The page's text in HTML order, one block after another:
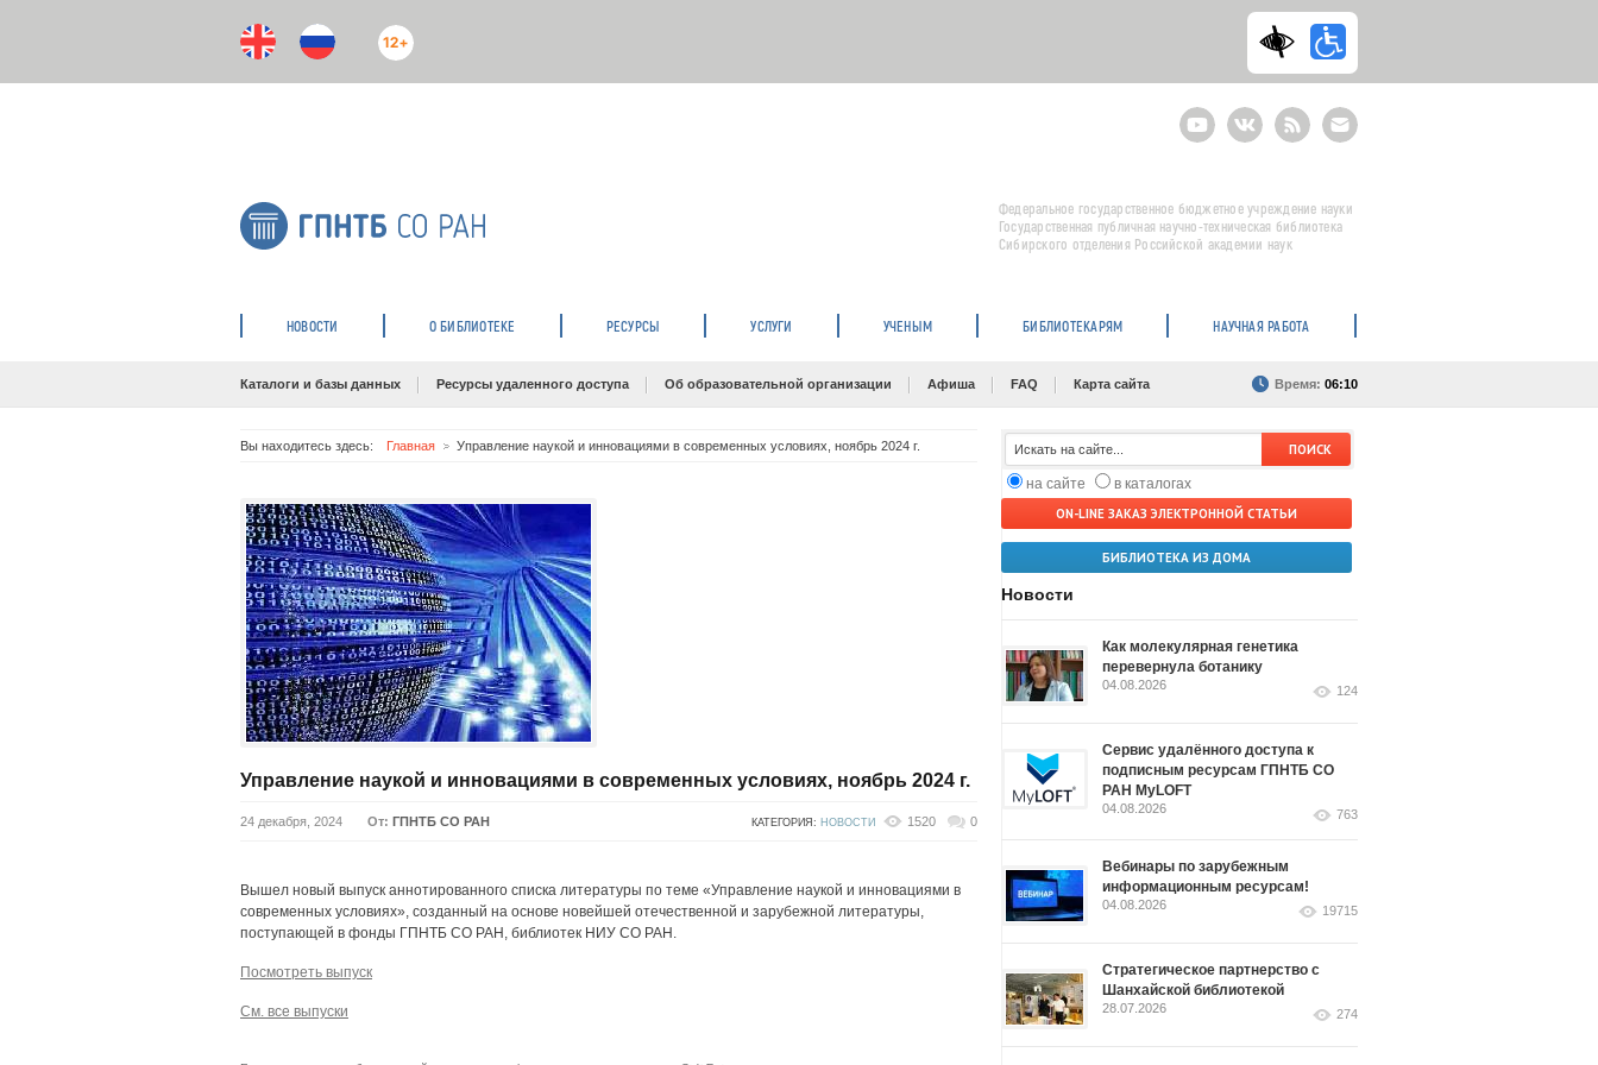
12+
YoutubeВКонтактеRSS
E-
mail
подписка
Федеральное государственное бюджетное учреждение науки
Государственная публичная научно-техническая библиотека
Сибирского отделения Российской академии наук
НОВОСТИ О БИБЛИОТЕКЕ РЕСУРСЫ УСЛУГИ УЧЕНЫМ БИБЛИОТЕКАРЯМ НАУЧНАЯ РАБОТА
Каталоги и базы данных Ресурсы удаленного доступа Об образовательной организации Афиша FAQ Карта сайта Время: 06:10
Вы находитесь здесь: Главная Управление наукой и инновациями в современных условиях, ноябрь 2024 г.
Управление наукой и инновациями в современных условиях, ноябрь 2024 г.
24 декабря, 2024 От: ГПНТБ СО РАН КАТЕГОРИЯ: НОВОСТИ 1520 0
Вышел новый выпуск аннотированного списка литературы по теме «Управление наукой и инновациями в
современных условиях», созданный на основе новейшей отечественной и зарубежной литературы,
поступающей в фонды ГПНТБ СО РАН, библиотек НИУ СО РАН.
Посмотреть выпуск
См. все выпуски
на сайте
в каталогах
ON-LINE ЗАКАЗ ЭЛЕКТРОННОЙ СТАТЬИ
БИБЛИОТЕКА ИЗ ДОМА
Новости
Как молекулярная генетика
перевернула ботанику
04.08.2026 124
Сервис удалённого доступа к
подписным ресурсам ГПНТБ СО
РАН MyLOFT
04.08.2026 763
Вебинары по зарубежным
информационным ресурсам!
04.08.2026 19715
Стратегическое партнерство с
Шанхайской библиотекой
28.07.2026 274